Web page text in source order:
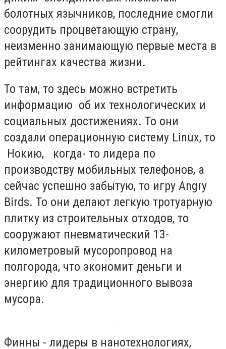
болотных язычников, последние смогли
соорудить процветающую страну,
неизменно занимающую первые места в
рейтингах качества жизни.
То там, то здесь можно встретить
информацию об их технологических и
социальных достижениях. То они
создали операционную систему Linux, то
Нокию, когда- то лидера по
производству мобильных телефонов, а
сейчас успешно забытую, то игру Angry
Birds. То они делают легкую тротуарную
плитку из строительных отходов, то
сооружают пневматический 13-
километровый мусоропровод на
полгорода, что экономит деньги и
энергию для традиционного вывоза
мусора.
Финны - лидеры в нанотехнологиях,